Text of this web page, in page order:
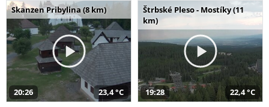
Skanzen Pribylina (8 km)
20:26 23,4 °C
Štrbské Pleso - Mostíky (11
km)
19:28 22,4 °C